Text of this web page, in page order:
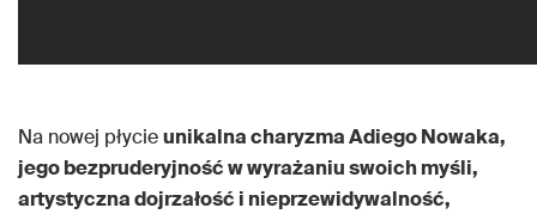
Na nowej płycieunikalna charyzma Adiego Nowaka,
jego bezpruderyjność w wyrażaniu swoich myśli,
artystyczna dojrzałość i nieprzewidywalność,